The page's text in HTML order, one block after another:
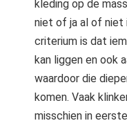
kleding op de
niet of ja al of niet
criterium is dat
kan liggen en ook
waardoor die
komen. Vaak
misschien in